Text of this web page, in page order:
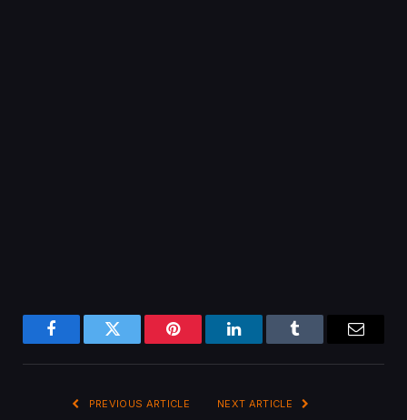
FacebookTwitter Pinterest LinkedInTumblr
PREVIOUS ARTICLE NEXT ARTICLE